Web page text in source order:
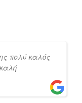
πολύ καλός